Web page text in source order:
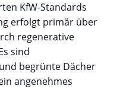
KfW-Standards
erfolgt primär über
regenerative
sind
begrünte Dächer
angenehmes